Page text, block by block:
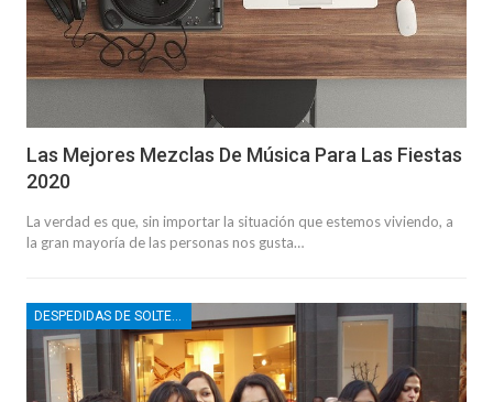
Las Mejores Mezclas De Música Para Las Fiestas
2020
La verdad es que, sin importar la situación que estemos viviendo, a
la gran mayoría de las personas nos gusta…